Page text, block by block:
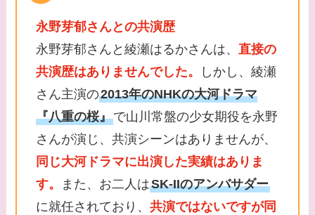
永野芽郁さんとの共演歴
永野芽郁さんと綾瀬はるかさんは、直接の
共演歴はありませんでした。
しかし、綾瀬
さん主演の2013年のNHKの大河ドラマ
『八重の桜』で山川常盤の少女期役を永野
さんが演じ、共演シーンはありませんが、
同じ大河ドラマに出演した実績はありま
す。
また、お二人はSK-IIのアンバサダー
に就任されており、共演ではないですが同